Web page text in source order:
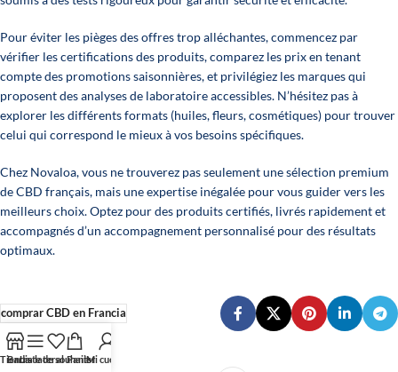
Pour éviter les pièges des offres trop alléchantes, commencez par
vérifier les certifications des produits, comparez les prix en tenant
compte des promotions saisonnières, et privilégiez les marques qui
proposent des analyses de laboratoire accessibles. N’hésitez pas à
explorer les différents formats (huiles, fleurs, cosmétiques) pour trouver
celui qui correspond le mieux à vos besoins spécifiques.
Chez Novaloa, vous ne trouverez pas seulement une sélection premium
de CBD français, mais une expertise inégalée pour vous guider vers les
meilleurs choix. Optez pour des produits certifiés, livrés rapidement et
accompagnés d’un accompagnement personnalisé pour des résultats
optimaux.
comprar CBD en Francia
Tienda
Barra lateral
Liste de souhaits
PanierMi cuenta